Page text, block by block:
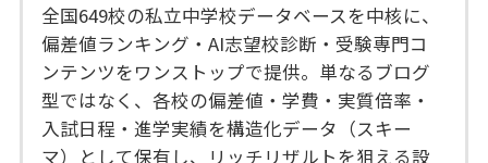
全国649校の私立中学校データベースを中核に、
偏差値ランキング・AI志望校診断・受験専門コ
ンテンツをワンストップで提供。単なるブログ
型ではなく、各校の偏差値・学費・実質倍率・
入試日程・進学実績を構造化データ（スキー
マ）として保有し、リッチリザルトを狙える設